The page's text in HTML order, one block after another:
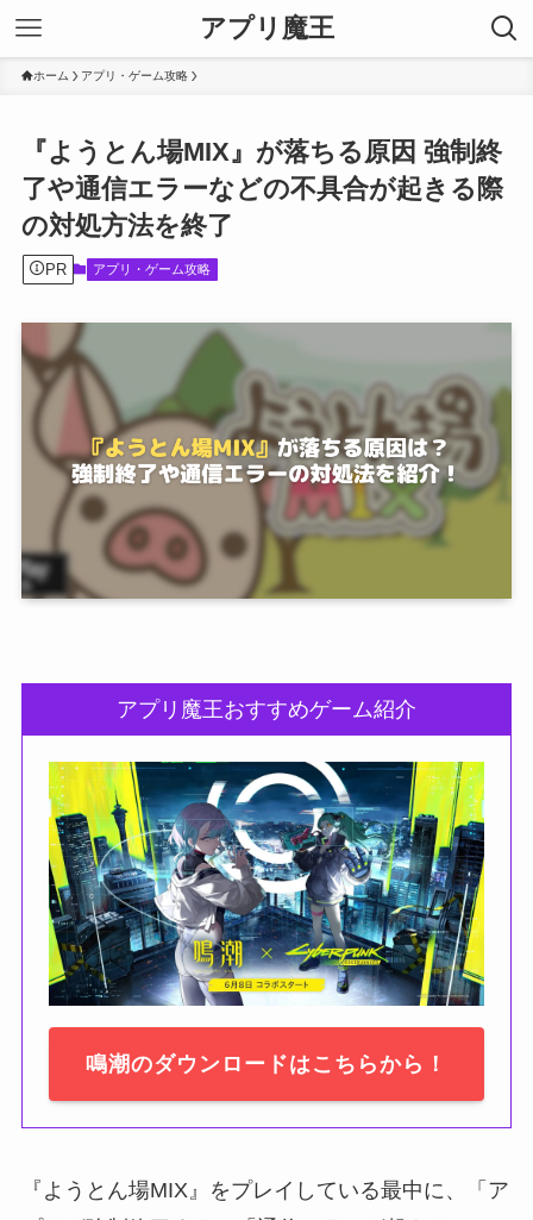
アプリ魔王
ホーム アプリ・ゲーム攻略
『ようとん場MIX』が落ちる原因 強制終
了や通信エラーなどの不具合が起きる際
の対処方法を終了
PR アプリ・ゲーム攻略
アプリ魔王おすすめゲーム紹介
鳴潮のダウンロードはこちらから！
『ようとん場MIX』をプレイしている最中に、「ア